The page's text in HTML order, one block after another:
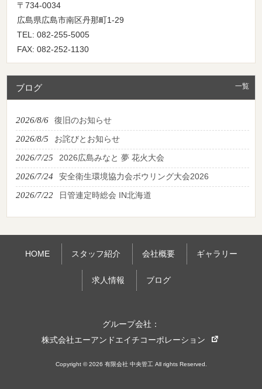
〒734-0034
広島県広島市南区丹那町1-29
TEL: 082-255-5005
FAX: 082-252-1130
ブログ 一覧
2026/8/6 復旧のお知らせ
2026/8/5 お詫びとお知らせ
2026/7/25 2026広島みなと 夢 花火大会
2026/7/24 安全衛生環境協力会ボウリング大会2026
2026/7/22 日管連定時総会 IN北海道
HOME スタッフ紹介 会社概要 ギャラリー
求人情報 ブログ
グループ会社：
株式会社エーアンドエイチコーポレーション
Copyright © 2026 有限会社 中央管工 All rights Reserved.